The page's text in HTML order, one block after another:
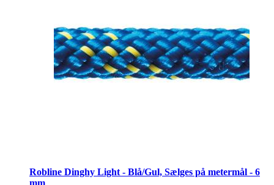
Robline Dinghy Light - Blå/Gul, Sælges på metermål - 6
mm